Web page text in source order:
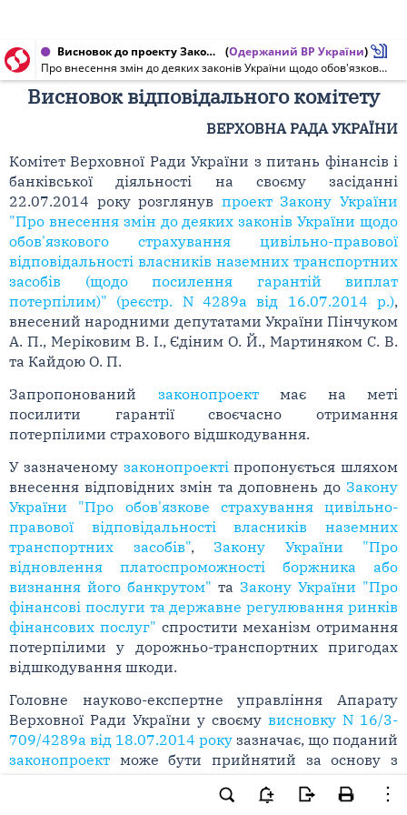
Висновок до проекту Закону України від 22.07.2014 № 4289а (Одержаний ВР України)
Про внесення змін до деяких законів України щодо обов'язкового страхування цивільно-правової відповідальності власників наземних транспортних засобів (щодо посилення гарантій виплат потерпілим)